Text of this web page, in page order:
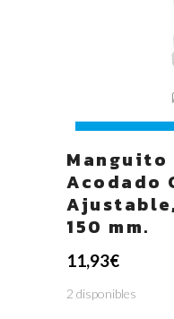
Acodado
150 mm.
11,93€
2 disponibles